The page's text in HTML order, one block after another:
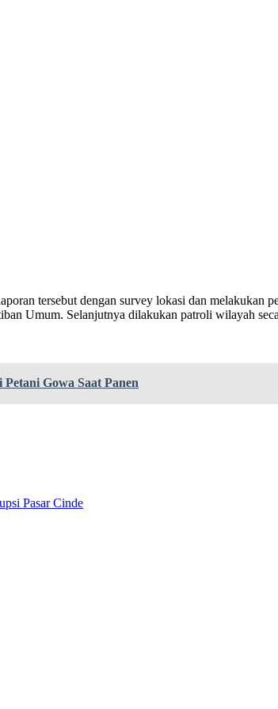
tersebut dengan survey lokasi dan melakukan
Umum. Selanjutnya dilakukan patroli wilayah
Gowa Saat Panen
Pasar Cinde